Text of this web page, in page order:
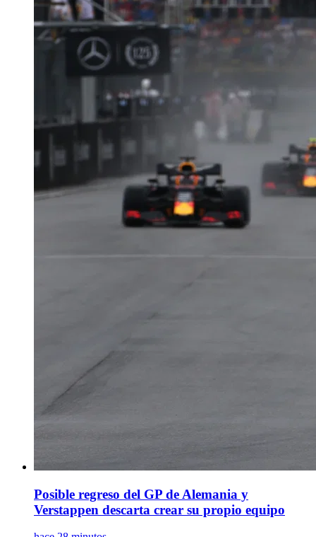
Posible regreso del GP de Alemania y
Verstappen descarta crear su propio equipo